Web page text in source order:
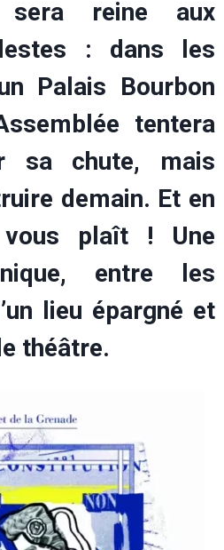
sera reine aux
: dans les
Palais Bourbon
tentera
sa chute, mais
demain. Et en
vous plaît ! Une
entre les
lieu épargné et
théâtre.